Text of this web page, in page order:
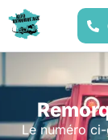
Le numéro